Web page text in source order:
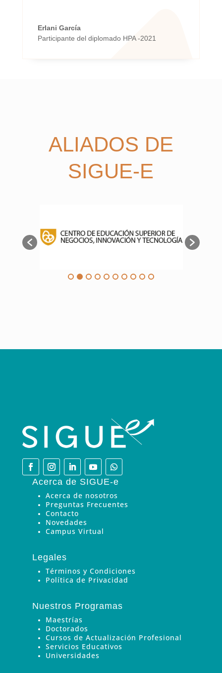
Erlani García
Participante del diplomado HPA -2021
ALIADOS DE
SIGUE-E
Acerca de SIGUE-e
Acerca de nosotros
Preguntas Frecuentes
Contacto
Novedades
Campus Virtual
Legales
Términos y Condiciones
Política de Privacidad
Nuestros Programas
Maestrías
Doctorados
Cursos de Actualización Profesional
Servicios Educativos
Universidades